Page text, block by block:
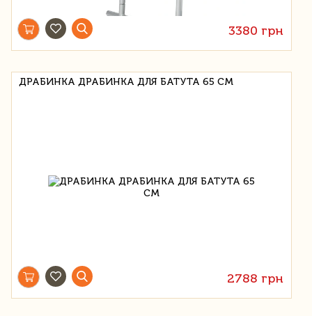
3380 грн
ДРАБИНКА ДРАБИНКА ДЛЯ БАТУТА 65 СМ
2788 грн